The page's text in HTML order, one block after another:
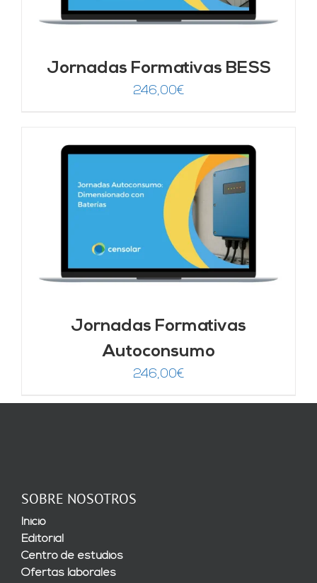
Jornadas Formativas BESS
246,00€
Jornadas Formativas
Autoconsumo
246,00€
SOBRE NOSOTROS
Inicio
Editorial
Centro de estudios
Ofertas laborales